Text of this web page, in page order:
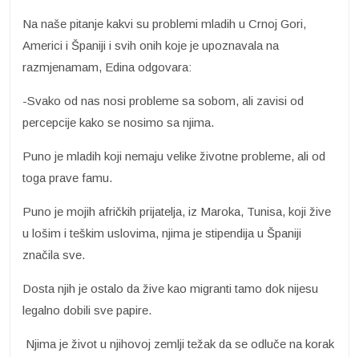
Na naše pitanje kakvi su problemi mladih u Crnoj Gori,
Americi i Španiji i svih onih koje je upoznavala na
razmjenamam, Edina odgovara:
-Svako od nas nosi probleme sa sobom, ali zavisi od
percepcije kako se nosimo sa njima.
Puno je mladih koji nemaju velike životne probleme, ali od
toga prave famu.
Puno je mojih afričkih prijatelja, iz Maroka, Tunisa, koji žive
u lošim i teškim uslovima, njima je stipendija u Španiji
značila sve.
Dosta njih je ostalo da žive kao migranti tamo dok nijesu
legalno dobili sve papire.
Njima je život u njihovoj zemlji težak da se odluče na korak